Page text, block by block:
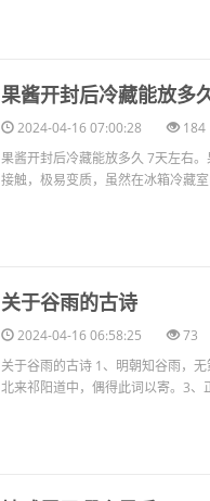
果酱开封后冷藏能放多
2024-04-16 07:00:28
184
果酱开封后冷藏能放多久 7天左右
接触，极易变质，虽然在冰箱冷藏
​关于谷雨的古诗
2024-04-16 06:58:25
73
关于谷雨的古诗 1、明朝知谷雨，
北来祁阳道中，偶得此词以寄。3